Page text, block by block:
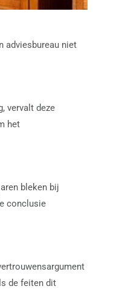
adviesbureau niet
vervalt deze
het
bleken bij
conclusie
de feiten dit